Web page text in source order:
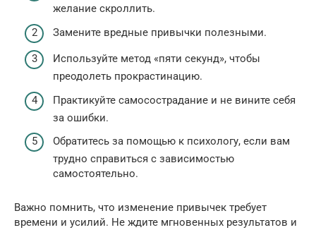
желание скроллить.
Замените вредные привычки полезными.
Используйте метод «пяти секунд», чтобы
преодолеть прокрастинацию.
Практикуйте самосострадание и не вините себя
за ошибки.
Обратитесь за помощью к психологу, если вам
трудно справиться с зависимостью
самостоятельно.
Важно помнить, что изменение привычек требует
времени и усилий. Не ждите мгновенных результатов и